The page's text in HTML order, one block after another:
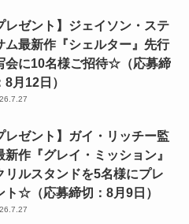
レゼント】ジェイソン・ステ
ム最新作『シェルター』先行
会に10名様ご招待☆（応募締
8月12日）
レゼント】ガイ・リッチー監
新作『グレイ・ミッション』
リルスタンドを5名様にプレ
ト☆（応募締切：8月9日）